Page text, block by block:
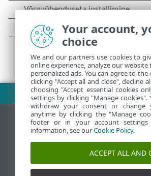
Laadi PDF alla
Your account,
choice
We and our partners use cookies to
online experience, analyze our
personalized ads. You can agree to
clicking "Accept all and close", decline
choosing "Accept essential cookies
settings by clicking "Manage cookies".
withdraw your consent or change
anytime by clicking the "Manage
footer or in your account settings
information, see ourCookie Policy.
ACCEPT ALL AND